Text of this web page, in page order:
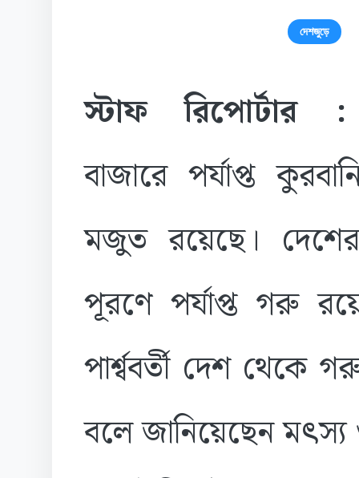
দেশজুড়ে
স্টাফ রিপোর্টার :
বাজারে পর্যাপ্ত
মজুত রয়েছে। দেশের
পূরণে পর্যাপ্ত গরু
পার্শ্ববর্তী দেশ
বলে জানিয়েছেন মৎস্য